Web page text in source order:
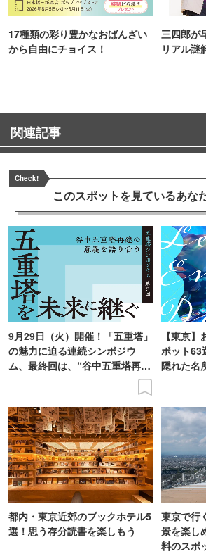
17種類の彩り豊かなおばんざい
から自由にチョイス！
三四郎が
リアル謎
関連記事
Check!
このスポットを見ているあな
9月29日（火）開催！「五重塔」
の魅力に迫る連続シンポジウ
ム、最終回は、“谷中五重塔再建
【東京
ポット63
隠れた名
都内・東京近郊のブックホテル5
選！思う存分読書を楽しもう
東京で行
景を楽し
料のスポ